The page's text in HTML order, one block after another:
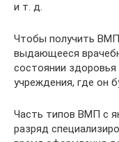
и т. д.
Чтобы получить
выдающееся
состоянии здоровья
учреждения, где он
Часть типов ВМП с
разряд